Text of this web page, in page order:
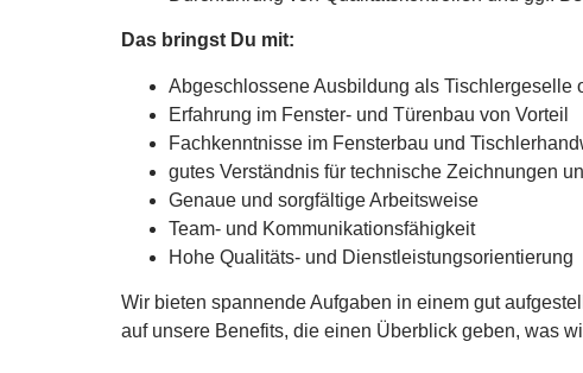
Das bringst Du mit:
Abgeschlossene Ausbildung als
Erfahrung im Fenster- und Türenbau von Vorteil
Fachkenntnisse im Fensterbau und
gutes Verständnis für technische Zeichnungen
Genaue und sorgfältige Arbeitsweise
Team- und Kommunikationsfähigkeit
Hohe Qualitäts- und Dienstleistungsorientierung
Wir bieten spannende Aufgaben in einem gut
auf unsere Benefits, die einen Überblick geben, was